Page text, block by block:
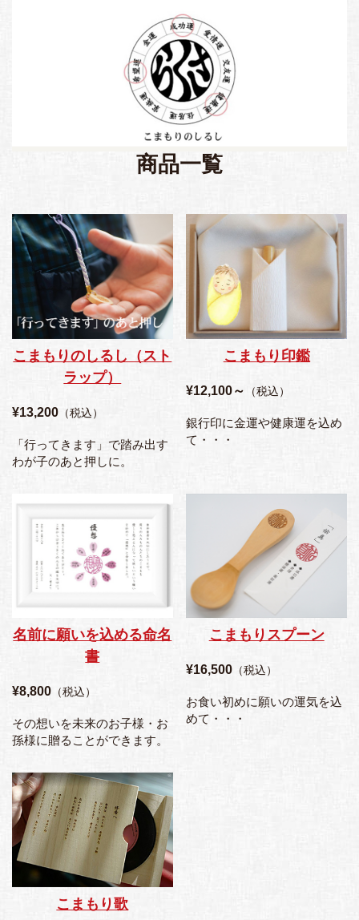
商品一覧
こまもりのしるし（スト
ラップ）
¥13,200 （税込）
「行ってきます」で踏み出す
わが子のあと押しに。
こまもり印鑑
¥12,100～ （税込）
銀行印に金運や健康運を込め
て・・・
名前に願いを込める命名
書
¥8,800 （税込）
その想いを未来のお子様・お
孫様に贈ることができます。
こまもりスプーン
¥16,500 （税込）
お食い初めに願いの運気を込
めて・・・
こまもり歌